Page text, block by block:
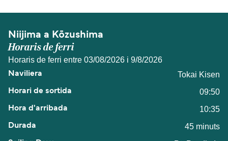
Niijima a Kōzushima
Horaris de ferri
Horaris de ferri entre 03/08/2026 i 9/8/2026
Tokai Kisen
09:50
10:35
45 minuts